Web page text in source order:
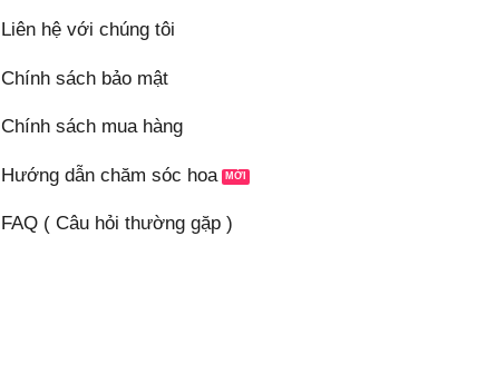
Liên hệ với chúng tôi
Chính sách bảo mật
Chính sách mua hàng
Hướng dẫn chăm sóc hoa
FAQ ( Câu hỏi thường gặp )